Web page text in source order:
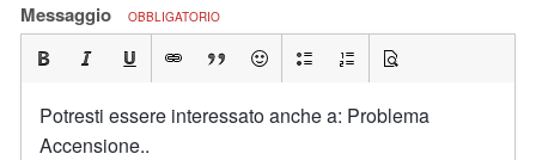
Messaggio OBBLIGATORIO
Potresti essere interessato anche a: Problema
Accensione..